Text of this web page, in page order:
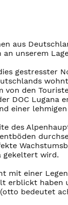
aus
an unserem
gestresster
von den
DOC Lugana
einer
des
gekeltert wird.
mit einer
erblickt haben
bedeutet